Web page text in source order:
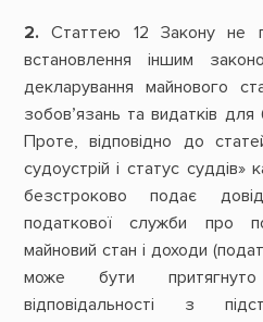
2.Статтею 12 Закону не
встановлення іншим
декларування майнового
зобов’язань та видатків для
Проте, відповідно до
судоустрій і статус суддів»
безстроково подає
податкової служби про
майновий стан і доходи
може бути
відповідальності з